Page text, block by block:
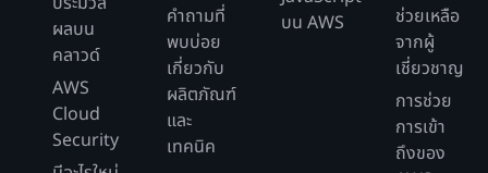
ผลบน
คลาวด์
AWS
Cloud
Security
คำถามที่
พบบ่อย
เกี่ยวกับ
ผลิตภัณฑ์
และ
เทคนิค
บน AWS
ช่วยเหลือ
จากผู้
เชี่ยวชาญ
การช่วย
การเข้า
ถึงของ